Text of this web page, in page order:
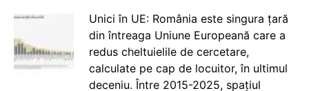
Unici în UE: România este singura țară
din întreaga Uniune Europeană care a
redus cheltuielile de cercetare,
calculate pe cap de locuitor, în ultimul
deceniu. Între 2015-2025, spațiul